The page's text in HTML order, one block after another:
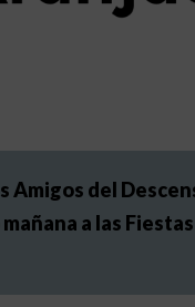
Amigos del
a las